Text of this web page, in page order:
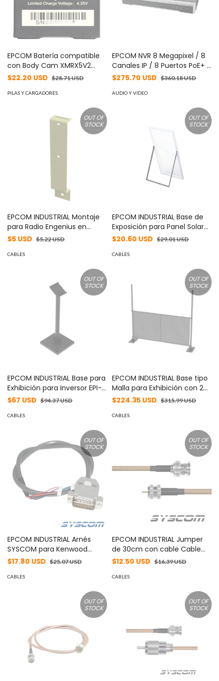
EPCOM Batería compatible
con Body Cam XMRX5V2
MOD: XMRX5V2BATTERY
$22.20 USD $28.71 USD
PILAS Y CARGADORES
EPCOM NVR 8 Megapixel / 8
Canales IP / 8 Puertos PoE+ /
4K video output / up to 8MP
$275.70 USD $360.18 USD
AUDIO Y VIDEO
OUT OF
STOCK
EPCOM INDUSTRIAL Montaje
para Radio Engenius en
Antena TXPRO. MOD: EN-
$5 USD $5.22 USD
CABLES
OUT OF
STOCK
EPCOM INDUSTRIAL Base de
Exposición para Panel Solar
TSM-320-PD14. MOD: EXPO-
$20.60 USD $29.01 USD
CABLES
OUT OF
STOCK
EPCOM INDUSTRIAL Base para
Exhibición para Inversor EPI-
2000-48. MOD: EXPO-BASE-
$67 USD $94.37 USD
CABLES
OUT OF
STOCK
EPCOM INDUSTRIAL Base tipo
Malla para Exhibición con 2
Postes. MOD: EXPO-BASE-
$224.35 USD $315.99 USD
CABLES
OUT OF
STOCK
EPCOM INDUSTRIAL Arnés
SYSCOM para Kenwood
TK7102 / 8102 / 7100 / 8100.
$17.80 USD $25.07 USD
CABLES
OUT OF
STOCK
EPCOM INDUSTRIAL Jumper
de 30cm con cable Cable
LP142 con conectores BNC
MOD: SBNC142KMIN30
$12.50 USD $16.39 USD
CABLES
OUT OF
STOCK
OUT OF
STOCK